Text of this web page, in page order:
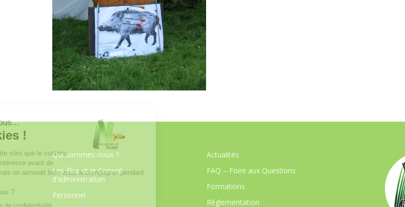
Qui sommes-nous ?
Les Élus et le Conseil
d’administration
Personnel
Actualités
FAQ – Foire aux Questions
Formations
Règlementation